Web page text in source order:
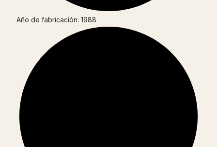
Año de fabricación: 1988